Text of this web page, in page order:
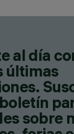
al día
últimas
sobre